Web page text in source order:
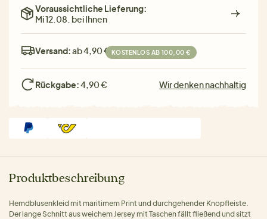
Voraussichtliche Lieferung:
Mi 12.08. bei Ihnen
Versand:ab 4,90 € KOSTENLOS AB 100,00 €
Rückgabe:4,90 € Wir denken nachhaltig
Produktbeschreibung
Hemdblusenkleid mit maritimem Print und durchgehender Knopfleiste.
Der lange Schnitt aus weichem Jersey mit Taschen fällt fließend und sitzt